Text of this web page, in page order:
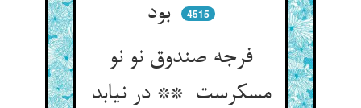
بود
4515
فرجه صندوق نو نو
مسکرست ** در نیابد